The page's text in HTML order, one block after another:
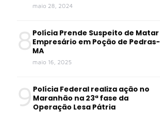
maio 28, 2024
8 Polícia Prende Suspeito de Matar
Empresário em Poção de Pedras-
MA
maio 16, 2025
9 Polícia Federal realiza ação no
Maranhão na 23ª fase da
Operação Lesa Pátria